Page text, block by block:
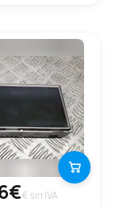
€ sin IVA